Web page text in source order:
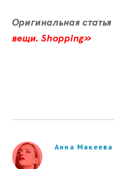
Оригинальная
вещи. Shopping»
Анна Макеева